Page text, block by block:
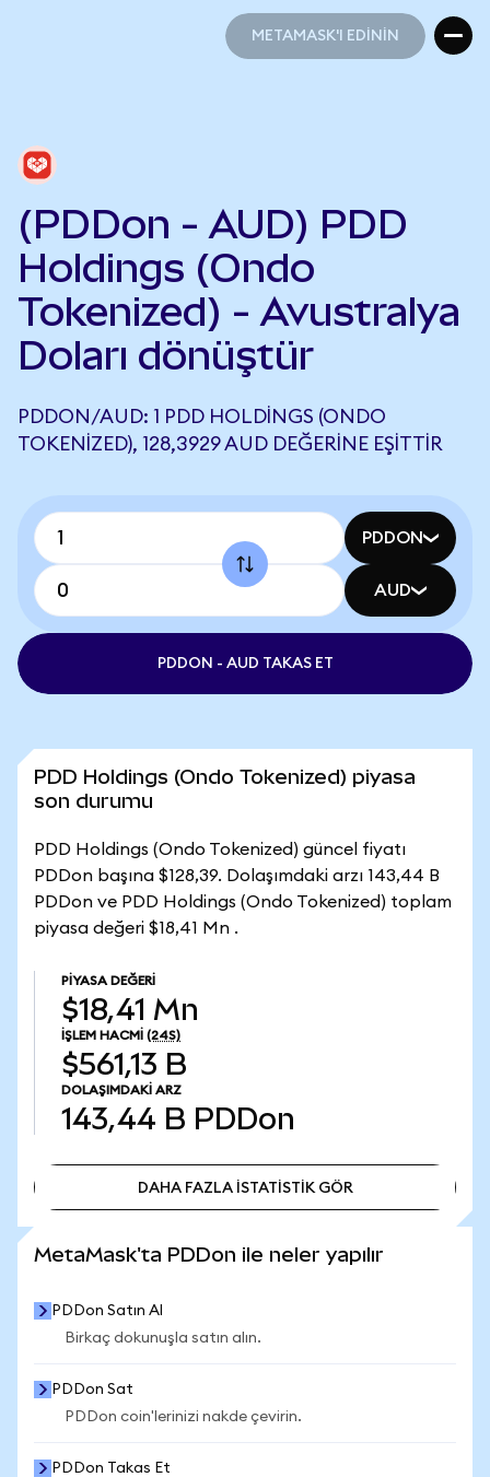
METAMASK'I EDİNİN
(PDDon - AUD) PDD
Holdings (Ondo
Tokenized) - Avustralya
Doları dönüştür
PDDON/AUD: 1 PDD HOLDINGS (ONDO
TOKENIZED), 128,3929 AUD DEĞERINE EŞITTIR
PDDON
AUD
PDDON - AUD TAKAS ET
PDD Holdings (Ondo Tokenized) piyasa
son durumu
PDD Holdings (Ondo Tokenized) güncel fiyatı
PDDon başına $128,39. Dolaşımdaki arzı 143,44 B
PDDon ve PDD Holdings (Ondo Tokenized) toplam
piyasa değeri $18,41 Mn .
PIYASA DEĞERI
$18,41 Mn
İŞLEM HACMI (24S)
$561,13 B
DOLAŞIMDAKI ARZ
143,44 B PDDon
DAHA FAZLA İSTATİSTİK GÖR
MetaMask'ta PDDon ile neler yapılır
PDDon Satın Al
Birkaç dokunuşla satın alın.
PDDon Sat
PDDon coin'lerinizi nakde çevirin.
PDDon Takas Et